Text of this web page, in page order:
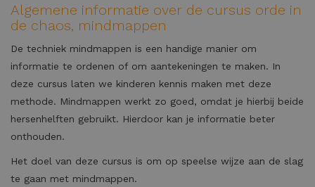
Algemene informatie over de cursus orde in
de chaos, mindmappen
De techniek mindmappen is een handige manier om
informatie te ordenen of om aantekeningen te maken. In
deze cursus laten we kinderen kennis maken met deze
methode. Mindmappen werkt zo goed, omdat je hierbij beide
hersenhelften gebruikt. Hierdoor kan je informatie beter
onthouden.
Het doel van deze cursus is om op speelse wijze aan de slag
te gaan met mindmappen.